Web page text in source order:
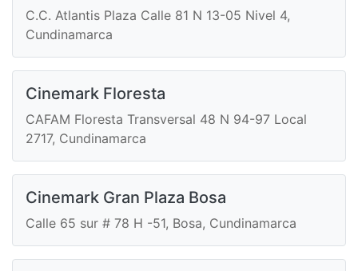
C.C. Atlantis Plaza Calle 81 N 13-05 Nivel 4,
Cundinamarca
Cinemark Floresta
CAFAM Floresta Transversal 48 N 94-97 Local
2717, Cundinamarca
Cinemark Gran Plaza Bosa
Calle 65 sur # 78 H -51, Bosa, Cundinamarca